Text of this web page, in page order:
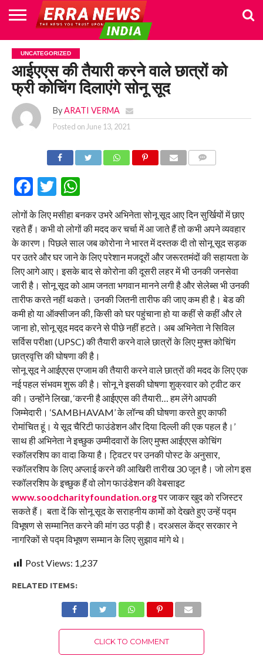
HOME
POLITICS
NEWS
BUSINESS
CULTURE
NATIONAL
SPORTS
LIFESTYLE
TRAVEL
OPINION
BREAKING
NEWS
ENTERTAINMENT
WORLD
CRIME
JOIN
US
UNCATEGORIZED
आईएएस की तैयारी करने वाले छात्रों को
फ्री कोचिंग दिलाएंगे सोनू सूद
By ARATI VERMA
Posted on June 13, 2021
Facebook
Twitter
WhatsApp
लोगों के लिए मसीहा बनकर उभरे अभिनेता सोनू सूद आए दिन सुर्खियों में छाए
रहते हैं। कभी वो लोगों की मदद कर चर्चा में आ जाते हैं तो कभी अपने व्यवहार
के कारण। पिछले साल जब कोरोना ने भारत में दस्तक दी तो सोनू सूद सड़क
पर उतरे और घर जाने के लिए परेशान मजदूरों और जरूरतमंदों की सहायता के
लिए आगे आए। इसके बाद से कोरोना की दूसरी लहर में भी उनकी जनसेवा
जारी है। सोनू सूद को आम जनता भगवान मानने लगी है और सेलेब्स भी उनकी
तारीफ करते नहीं थकते। उनकी जितनी तारीफ की जाए कम ही है। बेड की
कमी हो या ऑक्सीजन की, किसी को घर पहुंचाना हो या कहीं से कहीं और ले
जाना हो, सोनू सूद मदद करने से पीछे नहीं हटते। अब अभिनेता ने सिविल
सर्विस परीक्षा (UPSC) की तैयारी करने वाले छात्रों के लिए मुफ्त कोचिंग
छात्रवृत्ति की घोषणा की है।
सोनू सूद ने आईएएस एग्जाम की तैयारी करने वाले छात्रों की मदद के लिए एक
नई पहल संभवम शुरू की है। सोनू ने इसकी घोषणा शुक्रवार को ट्वीट कर
की। उन्होंने लिखा, ‘करनी है आईएएस की तैयारी… हम लेंगे आपकी
जिम्मेदारी। ‘SAMBHAVAM’ के लॉन्च की घोषणा करते हुए काफी
रोमांचित हूं। ये सूद चैरिटी फाउंडेशन और दिया दिल्ली की एक पहल है।’
साथ ही अभिनेता ने इच्छुक उम्मीदवारों के लिए मुफ्त आईएएस कोचिंग
स्कॉलरशिप का वादा किया है। ट्विटर पर उनकी पोस्ट के अनुसार,
स्कॉलरशिप के लिए अप्लाई करने की आखिरी तारीख 30 जून है। जो लोग इस
स्कॉलरशिप के इच्छुक हैं वो लोग फाउंडेशन की वेबसाइट
www.soodcharityfoundation.orgपर जाकर खुद को रजिस्टर
सकते हैं। बता दें कि सोनू सूद के सराहनीय कामों को देखते हुए उन्हें पद्म
विभूषण से सम्मानित करने की मांग उठ पड़ी है। दरअसल केंद्र सरकार ने
नागरिकों से पद्म विभूषण सम्मान के लिए सुझाव मांगे थे।
Post Views: 1,237
RELATED ITEMS:
CLICK TO COMMENT